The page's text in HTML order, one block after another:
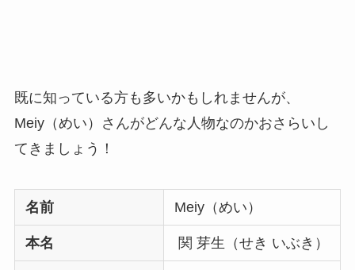
既に知っている方も多いかもしれませんが、
Meiy（めい）さんがどんな人物なのかおさらいし
てきましょう！
名前 Meiy（めい）
本名 関 芽生（せき いぶき）